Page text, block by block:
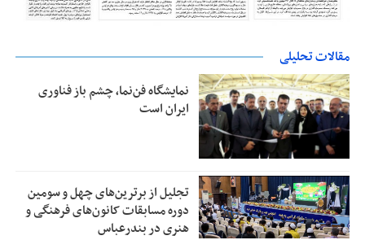
مقالات تحلیلی
نمایشگاه فن‌نما، چشم باز فناوری
ایران است
تجلیل از بر‌ترین‌های چهل و سومین
دوره مسابقات کانون‌های فرهنگی و
هنری در بندرعباس